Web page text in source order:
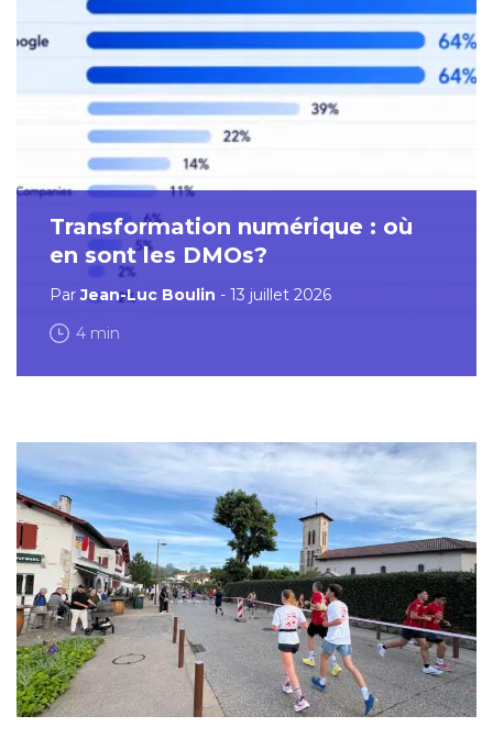
Transformation numérique : où
en sont les DMOs?
ParJean-Luc Boulin - 13 juillet 2026
4 min